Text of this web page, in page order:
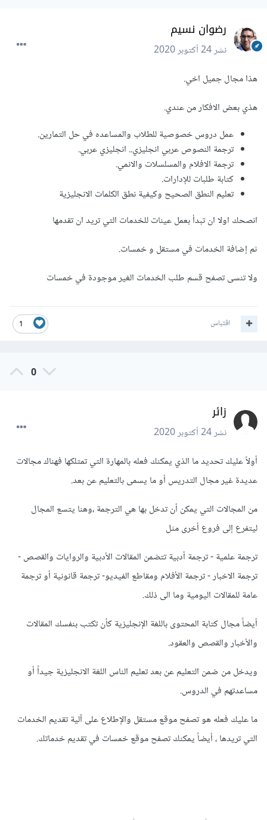
رضوان نسيم
نشر24 أكتوبر 2020
هذا مجال جميل اخي.
هذي بعض الافكار من عندي.
عمل دروس خصوصية للطلاب والمساعده في حل التمارين.
ترجمة النصوص عربي انجليزي.. انجليزي عربي.
ترجمة الافلام والمسلسلات والانمي.
كتابة طلبات للإدارات.
تعليم النطق الصحيح وكيفية نطق الكلمات الانجليزية
انصحك اولا ان تبدأ بعمل عينات للخدمات التي تريد ان تقدمها
ثم إضافة الخدمات في مستقل و خمسات.
ولا تنسى تصفح قسم طلب الخدمات الغير موجودة في خمسات
1 اقتباس
0
زائر
نشر24 أكتوبر 2020
أولاً عليك تحديد ما الذي يمكنك فعله بالمهارة التي تمتلكها فهناك مجالات
عديدة غير مجال التدريس أو ما يسمى بالتعليم عن بعد.
من المجالات التي يمكن أن تدخل بها هي الترجمة ،وهنا يتسع المجال
ليتفرع إلى فروع أخرى مثل
ترجمة علمية - ترجمة أدبية تتضمن المقالات الأدبية والروايات والقصص -
ترجمة الاخبار - ترجمة الأفلام ومقاطع الفيديو- ترجمة قانونية أو ترجمة
عامة للمقالات اليومية وما الى ذلك.
أيضاً مجال كتابة المحتوى باللغة الإنجليزية كأن تكتب بنفسك المقالات
والأخبار والقصص والعقود.
ويدخل من ضمن التعليم عن بعد تعليم الناس اللغة الانجليزية جيداً أو
مساعدتهم في الدروس.
ما عليك فعله هو تصفح موقع مستقل والإطلاع على آلية تقديم الخدمات
التي تريدها ، أيضاً يمكنك تصفح موقع خمسات في تقديم خدماتك.